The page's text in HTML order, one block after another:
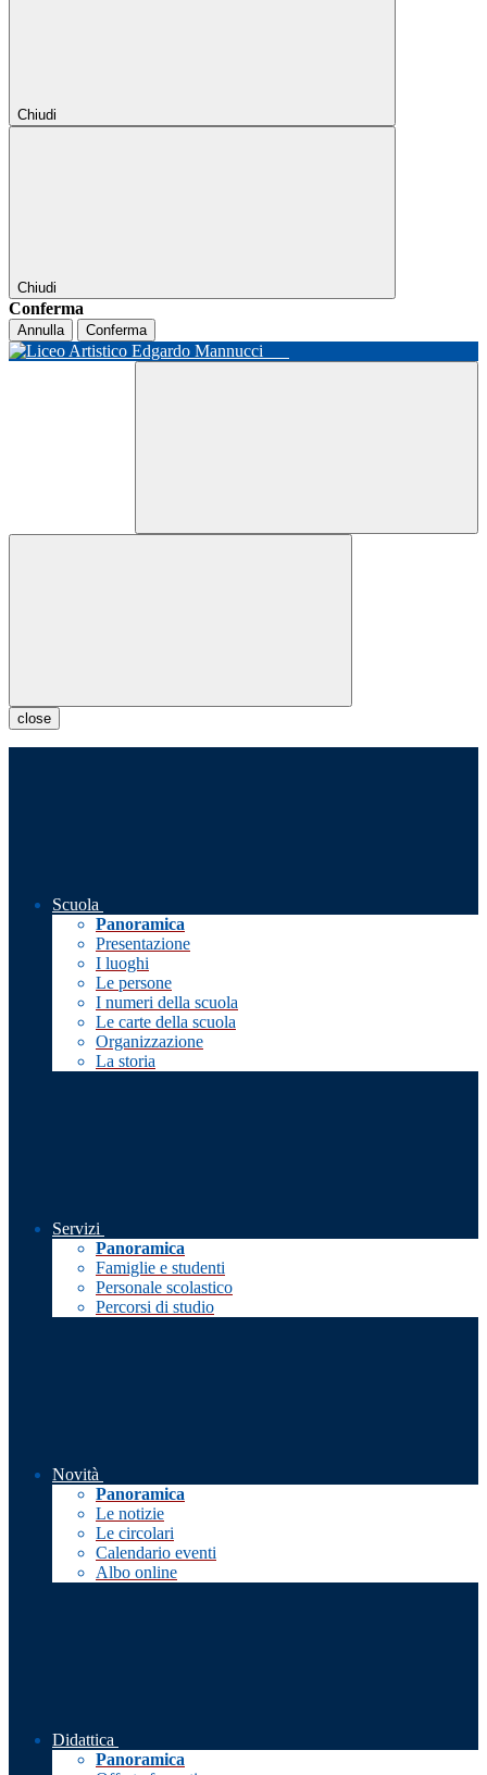
Chiudi
Chiudi
Conferma
Annulla Conferma
close
Scuola
Panoramica
Presentazione
I luoghi
Le persone
I numeri della scuola
Le carte della scuola
Organizzazione
La storia
Servizi
Panoramica
Famiglie e studenti
Personale scolastico
Percorsi di studio
Novità
Panoramica
Le notizie
Le circolari
Calendario eventi
Albo online
Didattica
Panoramica